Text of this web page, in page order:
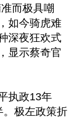
而极具嘲
如今骑虎难
深夜狂欢式
显示蔡奇官
执政13年
。极左政策折